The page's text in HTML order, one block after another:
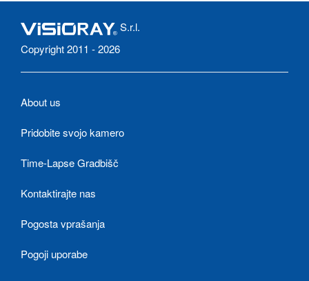
S.r.l.
Copyright 2011 - 2026
About us
Pridobite svojo kamero
Time-Lapse Gradbišč
Kontaktirajte nas
Pogosta vprašanja
Pogoji uporabe